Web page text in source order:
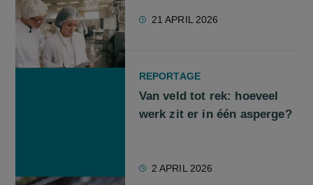
21 APRIL 2026
REPORTAGE
Van veld tot rek: hoeveel
werk zit er in één asperge?
2 APRIL 2026